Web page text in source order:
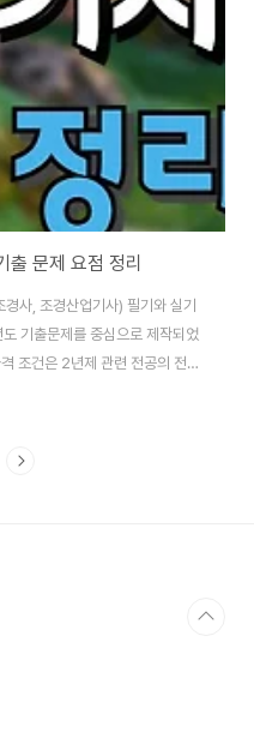
문제 요점 정리
사, 조경산업기사) 필기와 실기
기출문제를 중심으로 제작되었
조건은 2년제 관련 전공의 전문
필요해요. 조경기사 응시자격 갖
는 제도를 통해 조경기사 응시